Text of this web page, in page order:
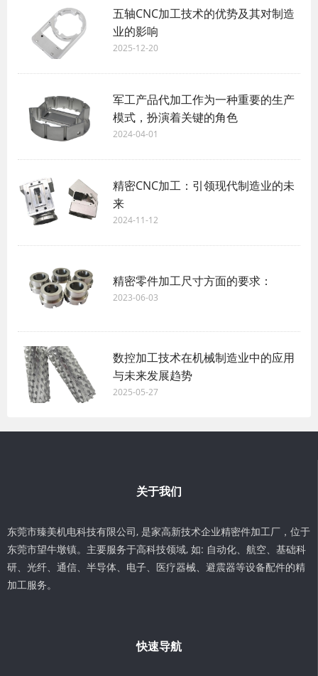
五轴CNC加工技术的优势及其对制造
业的影响
2025-12-20
军工产品代加工作为一种重要的生产
模式，扮演着关键的角色
2024-04-01
精密CNC加工：引领现代制造业的未
来
2024-11-12
精密零件加工尺寸方面的要求：
2023-06-03
数控加工技术在机械制造业中的应用
与未来发展趋势
2025-05-27
关于我们
东莞市臻美机电科技有限公司, 是家高新技术企业精密件加工厂，位于
东莞市望牛墩镇。主要服务于高科技领域, 如: 自动化、航空、基础科
研、光纤、通信、半导体、电子、医疗器械、避震器等设备配件的精
加工服务。
快速导航